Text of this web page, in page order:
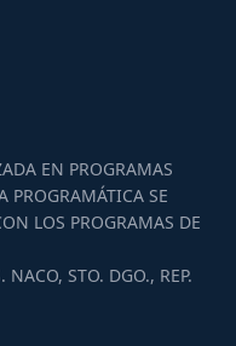
EN PROGRAMAS
PROGRAMÁTICA SE
LOS PROGRAMAS DE
STO. DGO., REP.